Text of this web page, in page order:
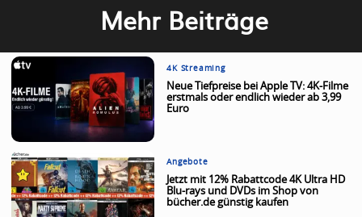
Mehr Beiträge
4K Streaming
Neue Tiefpreise bei Apple TV: 4K-Filme
erstmals oder endlich wieder ab 3,99
Euro
Angebote
Jetzt mit 12% Rabattcode 4K Ultra HD
Blu-rays und DVDs im Shop von
bücher.de günstig kaufen